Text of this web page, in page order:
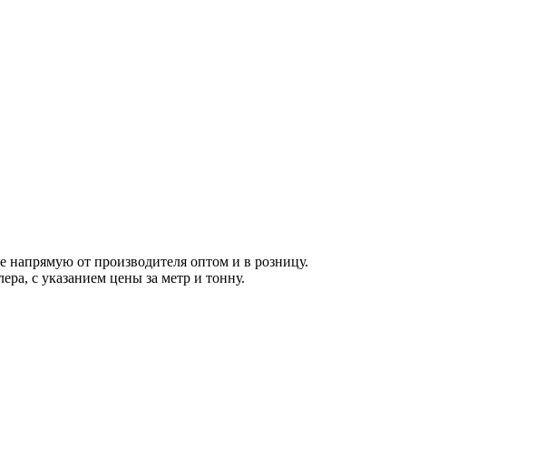
напрямую от производителя оптом и в розницу.
с указанием цены за метр и тонну.